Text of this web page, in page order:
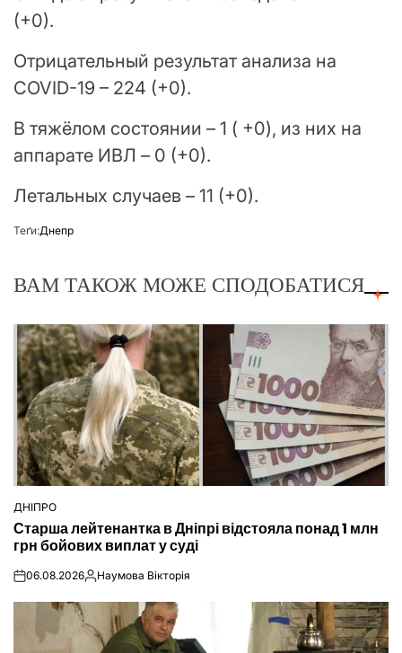
(+0).
Отрицательный результат анализа на
COVID-19 – 224 (+0).
В тяжёлом состоянии – 1 ( +0), из них на
аппарате ИВЛ – 0 (+0).
Летальных случаев – 11 (+0).
Теґи:Днепр
ВАМ ТАКОЖ МОЖЕ СПОДОБАТИСЯ
ОПУБЛІКУВАТИ
У
ДНІПРО
Старша лейтенантка в Дніпрі відстояла понад 1 млн
грн бойових виплат у суді
on06.08.2026Опубліковано
Наумова Вікторія